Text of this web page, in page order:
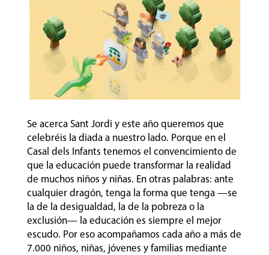
Se acerca Sant Jordi y este año queremos que
celebréis la diada a nuestro lado. Porque en el
Casal dels Infants tenemos el convencimiento de
que la educación puede transformar la realidad
de muchos niños y niñas. En otras palabras: ante
cualquier dragón, tenga la forma que tenga —se
la de la desigualdad, la de la pobreza o la
exclusión— la educación es siempre el mejor
escudo. Por eso acompañamos cada año a más de
7.000 niños, niñas, jóvenes y familias mediante